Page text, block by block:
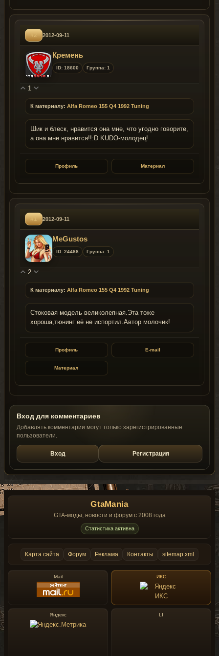
#2 2012-09-11
Кремень
ID: 18600 Группа: 1
1
К материалу: Alfa Romeo 155 Q4 1992 Tuning
Шик и блеск, нравится она мне, что угодно говорите,
а она мне нравится!!:D KUDO-молодец!
Профиль Материал
#1 2012-09-11
MeGustos
ID: 24468 Группа: 1
2
К материалу: Alfa Romeo 155 Q4 1992 Tuning
Стоковая модель великолепная.Эта тоже
хороша,тюнинг её не испортил.Автор молочик!
Профиль E-mail
Материал
Вход для комментариев
Добавлять комментарии могут только зарегистрированные
пользователи.
Вход Регистрация
GtaMania
GTA-моды, новости и форум с 2008 года
Статистика активна
Карта сайта Форум Реклама Контакты sitemap.xml
Mail ИКС
Яндекс LI